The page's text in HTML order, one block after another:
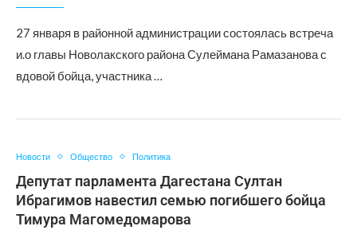
27 января в районной администрации состоялась встреча
и.о главы Новолакского района Сулеймана Рамазанова с
вдовой бойца, участника …
Новости Общество Политика
Депутат парламента Дагестана Султан
Ибрагимов навестил семью погибшего бойца
Тимура Магомедомарова